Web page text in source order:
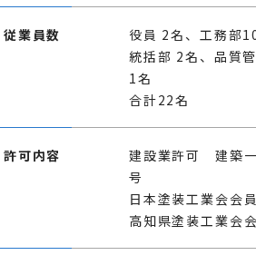
従業員数
役員 2名、工務部
統括部 2名、品質
1名
合計22名
許可内容
建設業許可 建築
号
日本塗装工業会
高知県塗装工業